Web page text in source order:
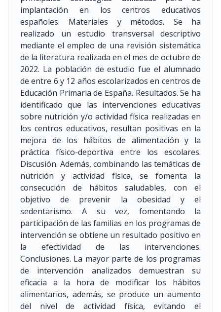
implantación en los centros educativos
españoles. Materiales y métodos. Se ha
realizado un estudio transversal descriptivo
mediante el empleo de una revisión sistemática
de la literatura realizada en el mes de octubre de
2022. La población de estudio fue el alumnado
de entre 6 y 12 años escolarizados en centros de
Educación Primaria de España. Resultados. Se ha
identificado que las intervenciones educativas
sobre nutrición y/o actividad física realizadas en
los centros educativos, resultan positivas en la
mejora de los hábitos de alimentación y la
práctica físico-deportiva entre los escolares.
Discusión. Además, combinando las temáticas de
nutrición y actividad física, se fomenta la
consecución de hábitos saludables, con el
objetivo de prevenir la obesidad y el
sedentarismo. A su vez, fomentando la
participación de las familias en los programas de
intervención se obtiene un resultado positivo en
la efectividad de las intervenciones.
Conclusiones. La mayor parte de los programas
de intervención analizados demuestran su
eficacia a la hora de modificar los hábitos
alimentarios, además, se produce un aumento
del nivel de actividad física, evitando el